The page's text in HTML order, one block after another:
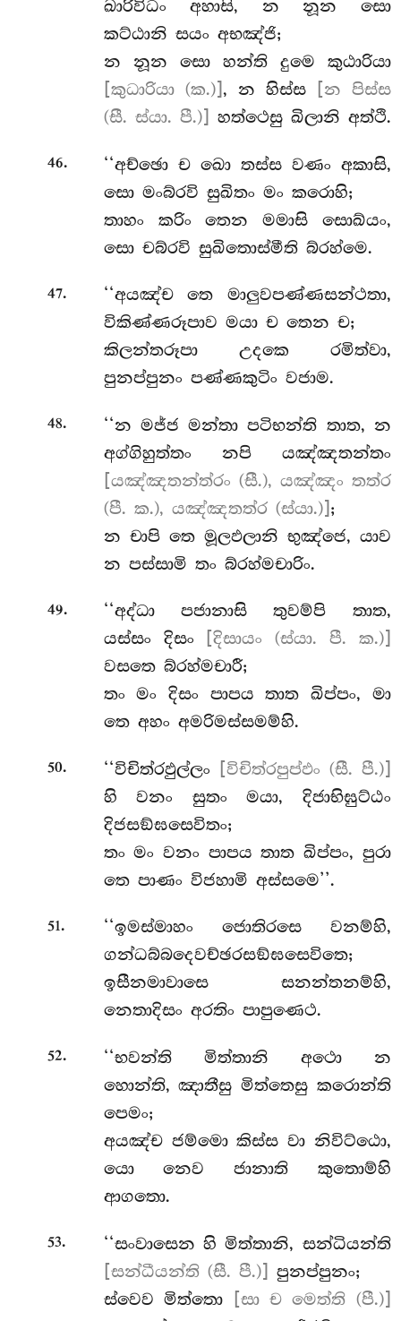
ඛාරිවිධං අහාසි, න නූන සො
කට්ඨානි සයං අභඤ්ජි;
න නූන සො හන්ති දුමෙ කුඨාරියා
[කුධාරියා (ක.)] , න හිස්ස
[න පිස්ස
(සී. ස්යා. පී.)]
හත්ථෙසු ඛිලානි අත්ථි.
46.
‘‘අච්ඡො ච ඛො තස්ස වණං අකාසි,
සො මංබ්රවි සුඛිතං මං කරොහි;
තාහං කරිං තෙන මමාසි සොඛ්යං,
සො චබ්රවි සුඛිතොස්මීති බ්රහ්මෙ.
47.
‘‘අයඤ්ච තෙ මාලුවපණ්ණසන්ථතා,
විකිණ්ණරූපාව මයා ච තෙන ච;
කිලන්තරූපා උදකෙ රමිත්වා,
පුනප්පුනං පණ්ණකුටිං වජාම.
48.
‘‘න මජ්ජ මන්තා පටිභන්ති තාත, න
අග්ගිහුත්තං නපි යඤ්ඤතන්තං
[යඤ්ඤතන්ත්රං (සී.), යඤ්ඤං තත්ර
(පී. ක.), යඤ්ඤතත්ර (ස්යා.)] ;
න චාපි තෙ මූලඵලානි භුඤ්ජෙ, යාව
න පස්සාමි තං බ්රහ්මචාරිං.
49. ‘‘අද්ධාපජානාසි තුවම්පි තාත,
යස්සං දිසං
[දිසායං (ස්යා. පී. ක.)]
වසතෙ බ්රහ්මචාරී;
තං මං දිසං පාපය තාත ඛිප්පං, මා
තෙ අහං අමරිමස්සමම්හි.
50. ‘‘විචිත්රඵුල්ලං
[විචිත්රපුප්ඵං (සී. පී.)]
හි වනං සුතං මයා, දිජාභිඝුට්ඨං
දිජසඞ්ඝසෙවිතං;
තං මං වනං පාපය තාත ඛිප්පං, පුරා
තෙ පාණං විජහාමි අස්සමෙ’’.
51.
‘‘ඉමස්මාහං ජොතිරසෙ වනම්හි,
ගන්ධබ්බදෙවච්ඡරසඞ්ඝසෙවිතෙ;
ඉසීනමාවාසෙ සනන්තනම්හි,
නෙතාදිසං අරතිං පාපුණෙථ.
52.
‘‘භවන්ති මිත්තානි අථො න
හොන්ති, ඤාතීසු මිත්තෙසු කරොන්ති
පෙමං;
අයඤ්ච ජම්මො කිස්ස වා නිවිට්ඨො,
යො නෙව ජානාති කුතොම්හි
ආගතො.
53.
‘‘සංවාසෙන හි මිත්තානි, සන්ධියන්ති
[සන්ධීයන්ති (සී. පී.)] පුනප්පුනං;
ස්වෙව මිත්තො
[සා ච මෙත්ති (පී.)]